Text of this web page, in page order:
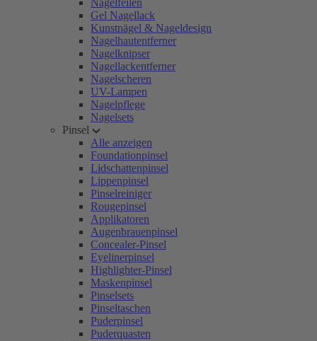
Nagelfeilen
Gel Nagellack
Kunstnägel & Nageldesign
Nagelhautentferner
Nagelknipser
Nagellackentferner
Nagelscheren
UV-Lampen
Nagelpflege
Nagelsets
Pinsel
Alle anzeigen
Foundationpinsel
Lidschattenpinsel
Lippenpinsel
Pinselreiniger
Rougepinsel
Applikatoren
Augenbrauenpinsel
Concealer-Pinsel
Eyelinerpinsel
Highlighter-Pinsel
Maskenpinsel
Pinselsets
Pinseltaschen
Puderpinsel
Puderquasten